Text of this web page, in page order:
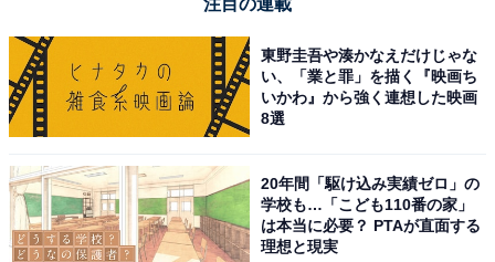
注目の連載
東野圭吾や湊かなえだけじゃな
い、「業と罪」を描く『映画ち
いかわ』から強く連想した映画
8選
20年間「駆け込み実績ゼロ」の
学校も…「こども110番の家」
は本当に必要？ PTAが直面する
理想と現実